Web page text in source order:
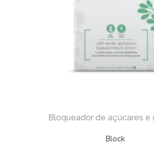
Bloqueador de açúcares e
Block